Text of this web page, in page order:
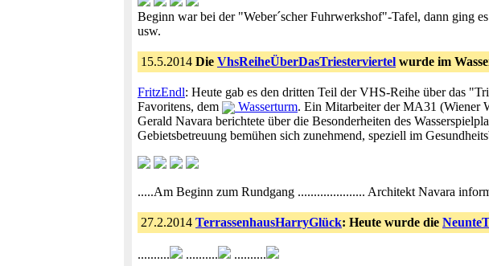
Beginn war bei der "Weber´scher Fuhrwerkshof"-Tafel, dann ging
usw.
15.5.2014 Die VhsReiheÜberDasTriesterviertel wurde im
FritzEndl: Heute gab es den dritten Teil der VHS-Reihe über das
Favoritens, dem
Wasserturm. Ein Mitarbeiter der MA31 (Wiener
Gerald Navara berichtete über die Besonderheiten des
Gebietsbetreuung bemühen sich zunehmend, speziell im
.....Am Beginn zum Rundgang ..................... Architekt Navara
27.2.2014 TerrassenhausHarryGlück: Heute wurde die
.......... .......... ..........